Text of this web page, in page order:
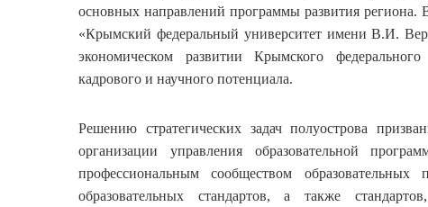
основных направлений программы развития
«Крымский федеральный университет имени В.И.
экономическом развитии Крымского
кадрового и научного потенциала.
Решению стратегических задач полуострова
организации управления образовательной
профессиональным сообществом
образовательных стандартов, а также